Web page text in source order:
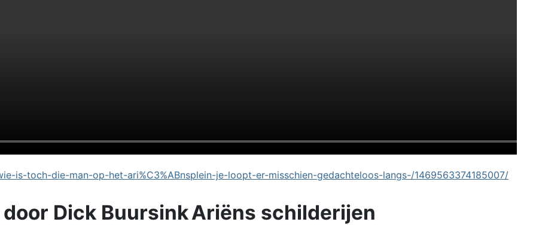
is-toch-die-man-op-het-ari%C3%ABnsplein-je-loopt-er-misschien-gedachteloos-langs-/1469563374185007/
Dick BuursinkAriëns schilderijen